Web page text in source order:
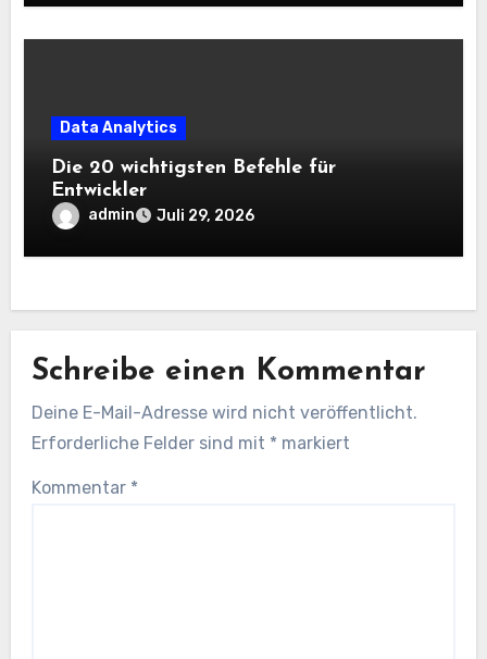
Data Analytics
Die 20 wichtigsten Befehle für
Entwickler
admin Juli 29, 2026
Schreibe einen Kommentar
Deine E-Mail-Adresse wird nicht veröffentlicht.
Erforderliche Felder sind mit * markiert
Kommentar *